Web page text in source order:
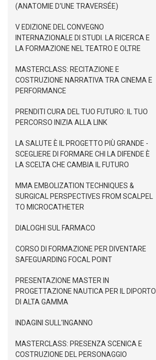
(ANATOMIE D'UNE TRAVERSÉE)
V EDIZIONE DEL CONVEGNO
INTERNAZIONALE DI STUDI. LA RICERCA E
LA FORMAZIONE NEL TEATRO E OLTRE
MASTERCLASS: RECITAZIONE E
COSTRUZIONE NARRATIVA TRA CINEMA E
PERFORMANCE
PRENDITI CURA DEL TUO FUTURO: IL TUO
PERCORSO INIZIA ALLA LINK
LA SALUTE È IL PROGETTO PIÙ GRANDE -
SCEGLIERE DI FORMARE CHI LA DIFENDE È
LA SCELTA CHE CAMBIA IL FUTURO
MMA EMBOLIZATION TECHNIQUES &
SURGICAL PERSPECTIVES FROM SCALPEL
TO MICROCATHETER
DIALOGHI SUL FARMACO
CORSO DI FORMAZIONE PER DIVENTARE
SAFEGUARDING FOCAL POINT
PRESENTAZIONE MASTER IN
PROGETTAZIONE NAUTICA PER IL DIPORTO
DI ALTA GAMMA
INDAGINI SULL'INGANNO
MASTERCLASS: PRESENZA SCENICA E
COSTRUZIONE DEL PERSONAGGIO